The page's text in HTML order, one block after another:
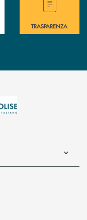
TRASPARENZA